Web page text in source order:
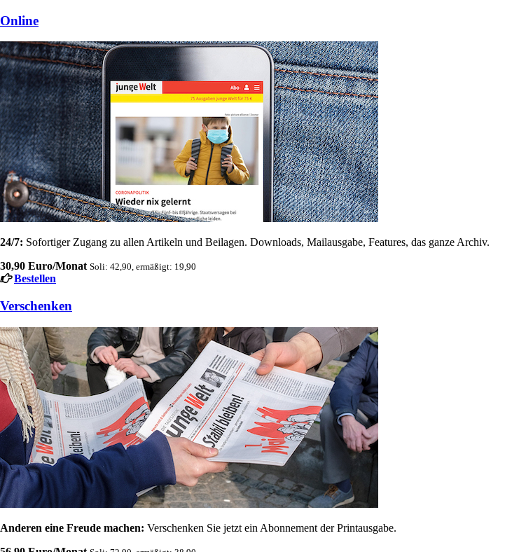
Online
24/7: Sofortiger Zugang zu allen Artikeln und Beilagen. Downloads, Mailausgabe, Features, das ganze Archiv.
30,90 Euro/Monat Soli: 42,90, ermäßigt: 19,90
Bestellen
Verschenken
Anderen eine Freude machen: Verschenken Sie jetzt ein Abonnement der Printausgabe.